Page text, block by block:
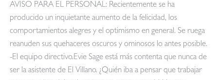
AVISO PARA EL PERSONAL: Recientemente se ha
producido un inquietante aumento de la felicidad, los
comportamientos alegres y el optimismo en general. Se ruega
reanuden sus quehaceres oscuros y ominosos lo antes posible.
-El equipo directivo.Evie Sage está más contenta que nunca de
ser la asistente de El Villano. ¿Quién iba a pensar que trabajar